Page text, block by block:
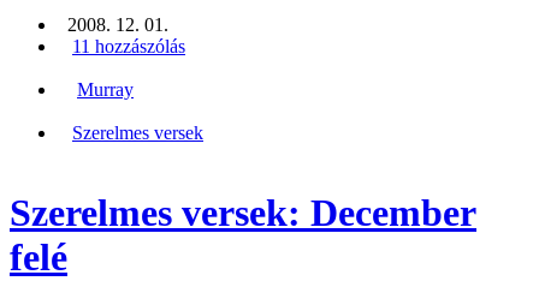
2008. 12. 01.
11 hozzászólás
Murray
Szerelmes versek
Szerelmes versek: December
felé